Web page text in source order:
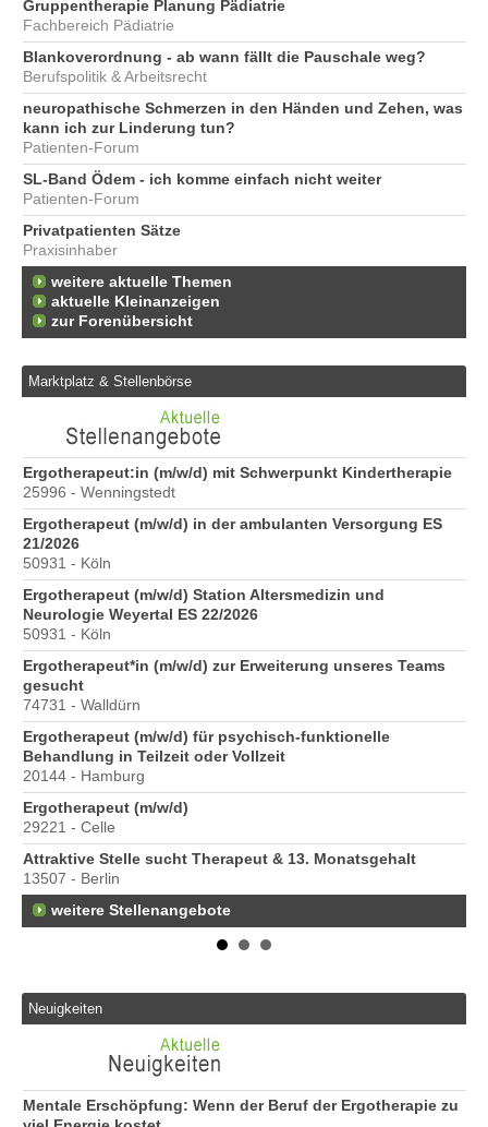
Gruppentherapie Planung Pädiatrie
Fachbereich Pädiatrie
Blankoverordnung - ab wann fällt die Pauschale weg?
Berufspolitik & Arbeitsrecht
neuropathische Schmerzen in den Händen und Zehen, was
kann ich zur Linderung tun?
Patienten-Forum
SL-Band Ödem - ich komme einfach nicht weiter
Patienten-Forum
Privatpatienten Sätze
Praxisinhaber
weitere aktuelle Themen
aktuelle Kleinanzeigen
zur Forenübersicht
Marktplatz & Stellenbörse
Ergotherapeut:in (m/w/d) mit Schwerpunkt Kindertherapie
25996 - Wenningstedt
Ergotherapeut (m/w/d) in der ambulanten Versorgung ES
21/2026
50931 - Köln
Ergotherapeut (m/w/d) Station Altersmedizin und
Neurologie Weyertal ES 22/2026
50931 - Köln
Ergotherapeut*in (m/w/d) zur Erweiterung unseres Teams
gesucht
74731 - Walldürn
Ergotherapeut (m/w/d) für psychisch-funktionelle
Behandlung in Teilzeit oder Vollzeit
20144 - Hamburg
Ergotherapeut (m/w/d)
29221 - Celle
Attraktive Stelle sucht Therapeut & 13. Monatsgehalt
13507 - Berlin
weitere Stellenangebote
Neuigkeiten
Mentale Erschöpfung: Wenn der Beruf der Ergotherapie zu